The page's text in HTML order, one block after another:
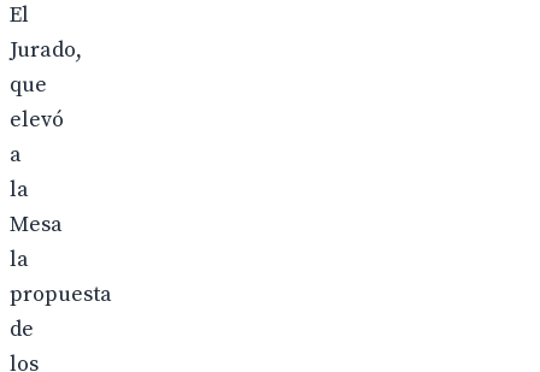
El
Jurado,
que
elevó
a
la
Mesa
la
propuesta
de
los